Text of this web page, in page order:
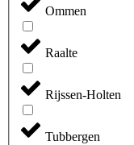
Ommen
Raalte
Rijssen-Holten
Tubbergen